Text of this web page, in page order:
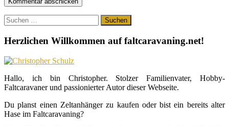
Suchen
nach:
Herzlichen Willkommen auf faltcaravaning.net!
Hallo, ich bin Christopher. Stolzer Familienvater, Hobby-
Faltcaravaner und passionierter Autor dieser Webseite.
Du planst einen Zeltanhänger zu kaufen oder bist ein bereits alter
Hase im Faltcaravaning?